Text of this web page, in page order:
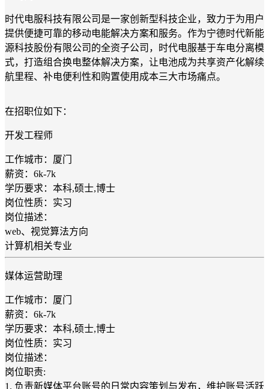
时代电服科技有限公司是一家创新型科技企业，致力于为用户
提供便捷可靠的移动电能解决方案和服务。作为宁德时代新能
源科技股份有限公司的全资子公司，时代电服基于车电分离模
式，打造组合换电整体解决方案，让电池成为共享资产化解续
航里程、补电便利性和购置使用成本三大市场痛点。
在招职位如下：
开发工程师
工作城市：厦门
薪资：6k-7k
学历要求：本科,硕士,博士
岗位性质：实习
岗位描述：
web、视觉算法方向
计算机相关专业
媒体运营助理
工作城市：厦门
薪资：6k-7k
学历要求：本科,硕士,博士
岗位性质：实习
岗位描述：
岗位职责:
1. 负责新媒体平台账号的日常内容策划与发布，维护账号活跃